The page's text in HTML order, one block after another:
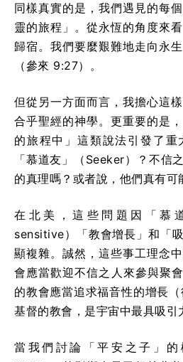
同樣真實的是，我們遇見的每
靈的旅程」。從永恆的角度來
歸宿。我們要麼艱難地走向永
（參來 9:27）。
但從另一方面而言，我擔心這
合乎聖經的神學。更重要的是
的旅程中」這類說法引發了重
「慕道友」（Seeker）？不信
的真理嗎？或者說，他們真有可
在北美，這些問題因「慕
sensitive）「教會增長」和「
顯複雜。誠然，這些事工理念
會應當歡迎不信之人來參與聚
的教會應當追求福音性的增長
基督的教會，是宇宙中最具吸引
當我們討論「平安之子」